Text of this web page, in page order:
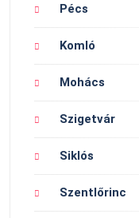
Pécs
Komló
Mohács
Szigetvár
Siklós
Szentlőrinc